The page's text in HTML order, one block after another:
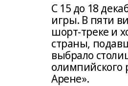
С 15 до 18
игры. В пяти
шорт-треке и
страны,
выбрало
олимпийского
Арене».